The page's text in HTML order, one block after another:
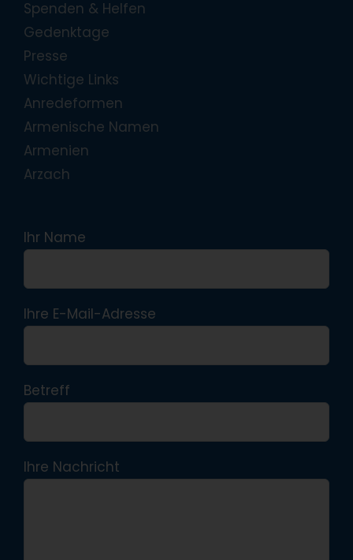
Spenden & Helfen
Gedenktage
Presse
Wichtige Links
Anredeformen
Armenische Namen
Armenien
Arzach
Ihr Name
Ihre E-Mail-Adresse
Betreff
Ihre Nachricht